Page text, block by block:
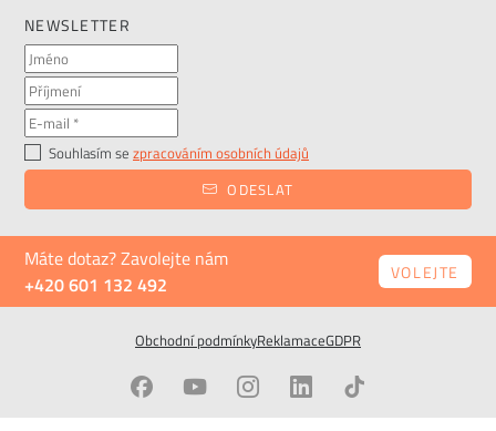
maximální pohodlí a zároveň hledají elegantní
doplněk do svého interiéru.
NEWSLETTER
Souhlasím se zpracováním osobních údajů
ODESLAT
Máte dotaz? Zavolejte nám
+420 601 132 492
VOLEJTE
Obchodní podmínkyReklamaceGDPR